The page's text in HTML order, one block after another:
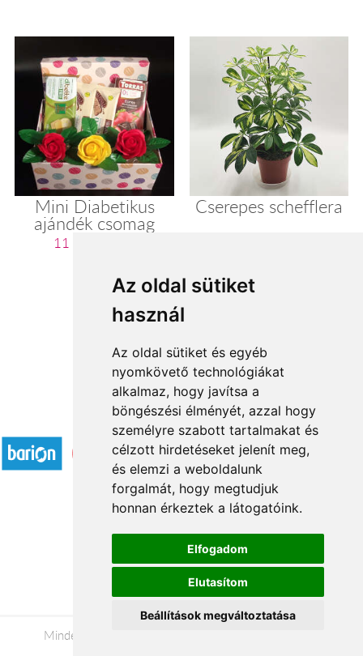
Az oldal sütiket
használ
Az oldal sütiket és egyéb
nyomkövető technológiákat
alkalmaz, hogy javítsa a
böngészési élményét, azzal hogy
személyre szabott tartalmakat és
célzott hirdetéseket jelenít meg,
és elemzi a weboldalunk
forgalmát, hogy megtudjuk
honnan érkeztek a látogatóink.
Elfogadom
Elutasítom
Beállítások megváltoztatása
Mini Diabetikus
ajándék csomag
11 200 Ft-tól
Cserepes schefflera
2 3 ...
Elfogadott fizetési módok
Á.SZ.F.
Impresszum
Adatkezelési tájékoztató
Minden jog fenntartva © 2026 |